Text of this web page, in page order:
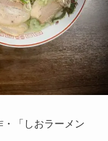
「しおラーメン